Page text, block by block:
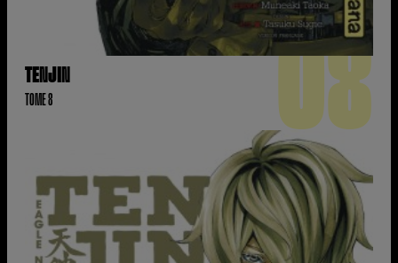
TENJIN
TOME 8 08